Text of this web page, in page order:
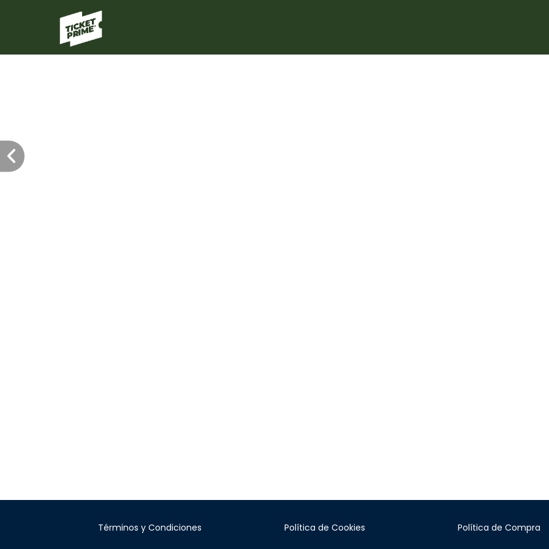
Términos y Condiciones Política de Cookies Política de Compra